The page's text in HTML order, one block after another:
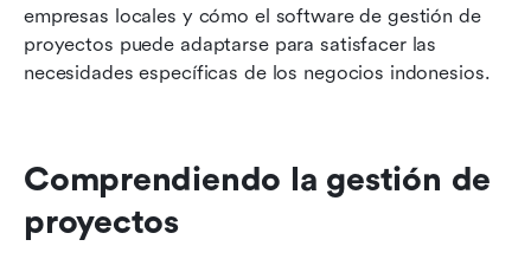
empresas locales y cómo el software de gestión de
proyectos puede adaptarse para satisfacer las
necesidades específicas de los negocios indonesios.
Comprendiendo la gestión de
proyectos